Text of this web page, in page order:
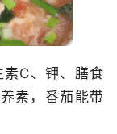
素C、钾、膳食
素，番茄能带